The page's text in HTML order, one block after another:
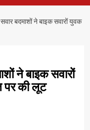
बदमाशों ने बाइक सवारों युवक
ने बाइक सवारों
की लूट